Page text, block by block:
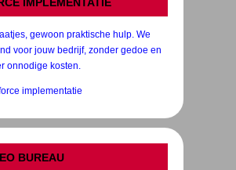
IMPLEMENTATIE
gewoon praktische hulp. We
voor jouw bedrijf, zonder gedoe en
onnodige kosten.
implementatie
BUREAU